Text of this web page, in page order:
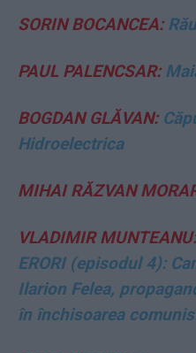
SORIN BOCANCEA:
PAUL PALENCSAR:
BOGDAN GLĂVAN:
Hidroelectrica
MIHAI RĂZVAN
VLADIMIR MUNTEANU:
ERORI (episodul 4):
Ilarion Felea,
în închisoarea